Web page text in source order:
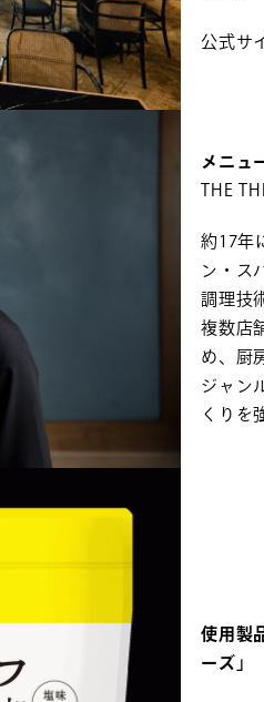
公式サ
メニュ
THE
約17年
ン・ス
調理技
複数店
め、厨
ジャン
くりを
使用製
ーズ」